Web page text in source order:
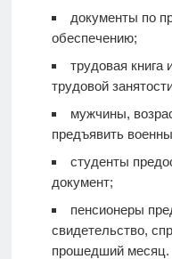
документы по
обеспечению;
трудовая книга
трудовой
мужчины,
предъявить
студенты
документ;
пенсионеры
свидетельство,
прошедший месяц.